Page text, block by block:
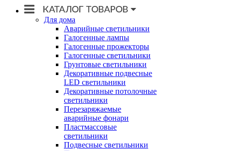
Для дома
Аварийные светильники
Галогенные лампы
Галогенные прожекторы
Галогенные светильники
Грунтовые светильники
Декоративные подвесные
LED светильники
Декоративные потолочные
светильники
Перезаряжаемые
аварийные фонари
Пластмассовые
светильники
Подвесные светильники